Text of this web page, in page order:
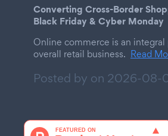
Converting Cross-Border
Black Friday & Cyber Monday
Online commerce is an integral
overall retail business. Read
Posted by on 2026-08-